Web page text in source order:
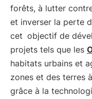
forêts, à lutter
et inverser la perte
cet objectif de
projets tels que les
habitats urbains et
zones et des terres
grâce à la